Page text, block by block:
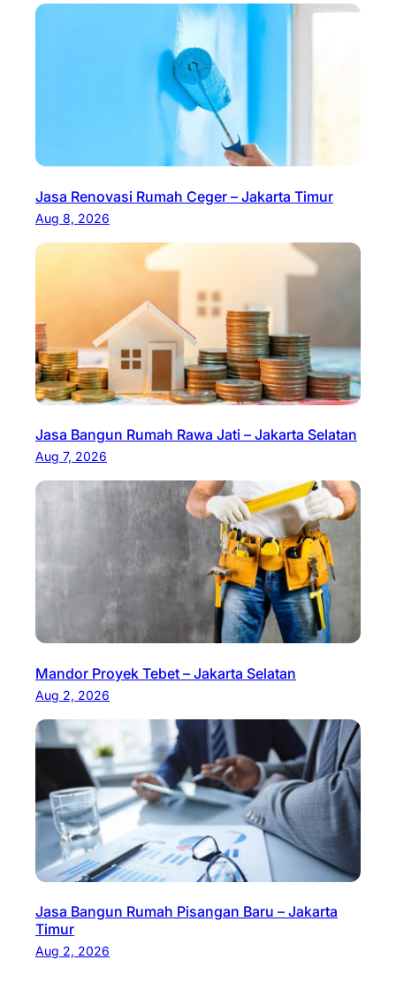
Jasa Renovasi Rumah Ceger – Jakarta Timur
Aug 8, 2026
Jasa Bangun Rumah Rawa Jati – Jakarta Selatan
Aug 7, 2026
Mandor Proyek Tebet – Jakarta Selatan
Aug 2, 2026
Jasa Bangun Rumah Pisangan Baru – Jakarta
Timur
Aug 2, 2026